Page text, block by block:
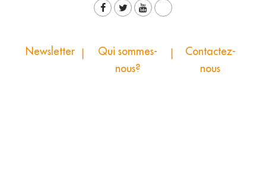
Newsletter
Qui sommes-
nous?
Contactez-
nous